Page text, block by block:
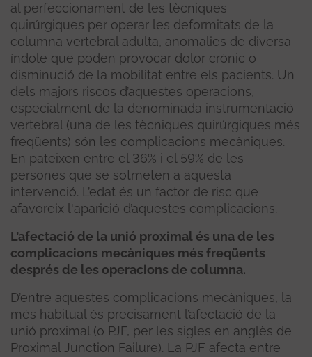
al perfeccionament de les tècniques
quirúrgiques per operar les deformitats de la
columna vertebral adulta, anomalies de diversa
índole que poden provocar dolor crònic o
disminució de la mobilitat entre els pacients. Un
dels majors riscos d’aquestes operacions,
especialment de la denominada instrumentació
vertebral (una de les tècniques quirúrgiques més
freqüents) són les complicacions mecàniques.
En pateixen entre el 36% i el 59% de les
persones que se sotmeten a aquesta
intervenció. L’edat és un factor de risc que
afavoreix l'aparició d’aquestes complicacions.
L’afectació de la unió proximal és una de les
complicacions mecàniques més freqüents
després de les operacions de columna.
D’entre aquestes complicacions mecàniques, la
més habitual és precisament l’afectació de la
unió proximal (o PJF, per les sigles en anglès de
Proximal Junction Failure). La PJF afecta entre